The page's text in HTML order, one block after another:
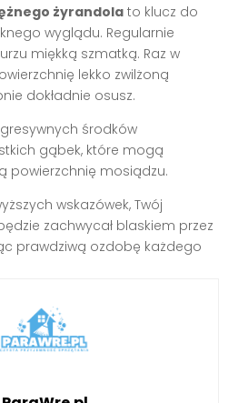
żyrandola to klucz do
wyglądu. Regularnie
miękką szmatką. Raz w
lekko zwilżoną
dokładnie osusz.
środków
gąbek, które mogą
powierzchnię mosiądzu.
wskazówek, Twój
zachwycał blaskiem przez
prawdziwą ozdobę każdego